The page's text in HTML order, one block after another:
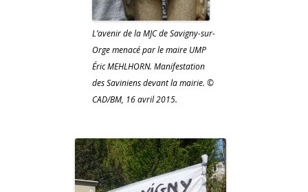
L’avenir de la MJC de Savigny-sur-
Orge menacé par le maire UMP
Éric MEHLHORN. Manifestation
des Saviniens devant la mairie. ©
CAD/BM, 16 avril 2015.